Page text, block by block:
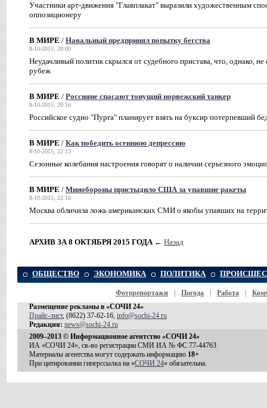
Участники арт-движения "Главплакат" выразили художественным
оппозиционеру
В МИРЕ / Навальный предпринял попытку бегства
8-10-2015, 20:00
Неудачливый политик скрылся от судебного пристава, что, однако, не
рубеж
В МИРЕ / Россияне спасают тонущий норвежский танкер
8-10-2015, 20:16
Российское судно "Пурга" планирует взять на буксир потерпевший
В МИРЕ / Как победить осеннюю депрессию
8-10-2015, 22:13
Сезонные колебания настроения говорят о наличии серьезного
В МИРЕ / Минобороны пристыдило США за упавшие ракеты
8-10-2015, 22:16
Москва обличила ложь американских СМИ о якобы упавших на
АРХИВ ЗА 8 ОКТЯБРЯ 2015 ГОДА ← Назад
ОБЩЕСТВО ЭКОНОМИКА ПОЛИТИКА
Фоторепортажи Погода Работа
Размещение рекламы в «СОЧИ 24»
Прайс-лист, (8622) 37-62-16, info@sochi-24.ru
Редакция: news@sochi-24.ru
2009–2013 © Информационное агентство «СОЧИ 24»
ИА «СОЧИ 24», св-во регистрации СМИ ИА № ФС 77-44763
Материалы агентства могут содержать информацию 18+
При цитировании гиперссылка на «СОЧИ 24» обязательна.